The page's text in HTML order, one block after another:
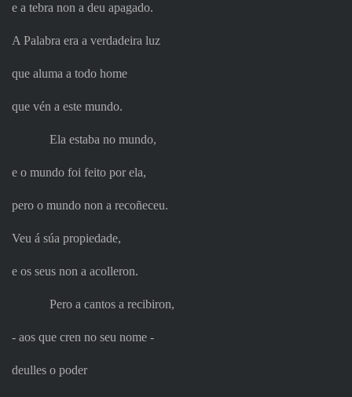
e a tebra non a deu apagado.
A Palabra era a verdadeira luz
que aluma a todo home
que vén a este mundo.
Ela estaba no mundo,
e o mundo foi feito por ela,
pero o mundo non a recoñeceu.
Veu á súa propiedade,
e os seus non a acolleron.
Pero a cantos a recibiron,
‑ aos que cren no seu nome ‑
deulles o poder